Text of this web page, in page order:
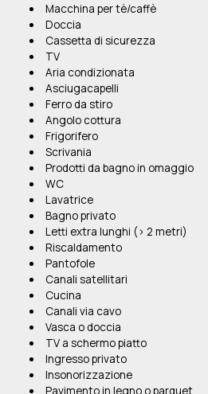
Macchina per tè/caffè
Doccia
Cassetta di sicurezza
TV
Aria condizionata
Asciugacapelli
Ferro da stiro
Angolo cottura
Frigorifero
Scrivania
Prodotti da bagno in omaggio
WC
Lavatrice
Bagno privato
Letti extra lunghi (> 2 metri)
Riscaldamento
Pantofole
Canali satellitari
Cucina
Canali via cavo
Vasca o doccia
TV a schermo piatto
Ingresso privato
Insonorizzazione
Pavimento in legno o parquet